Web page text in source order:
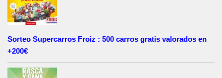
Sorteo Supercarros Froiz : 500 carros gratis valorados en
+200€